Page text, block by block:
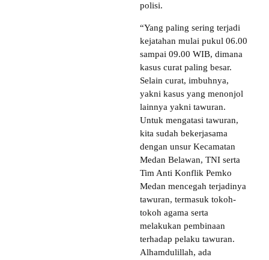
polisi.
“Yang paling sering terjadi
kejatahan mulai pukul 06.00
sampai 09.00 WIB, dimana
kasus curat paling besar.
Selain curat, imbuhnya,
yakni kasus yang menonjol
lainnya yakni tawuran.
Untuk mengatasi tawuran,
kita sudah bekerjasama
dengan unsur Kecamatan
Medan Belawan, TNI serta
Tim Anti Konflik Pemko
Medan mencegah terjadinya
tawuran, termasuk tokoh-
tokoh agama serta
melakukan pembinaan
terhadap pelaku tawuran.
Alhamdulillah, ada